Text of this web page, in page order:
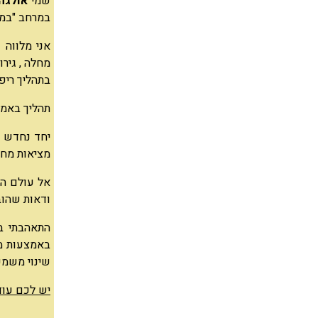
במרחב
אני
מחלה ,
בתהליך
תהליך
יחד נחדש
מציאות
אל עולם
ודאות
התאהבתי
באמצעות
שינוי
יש לכם